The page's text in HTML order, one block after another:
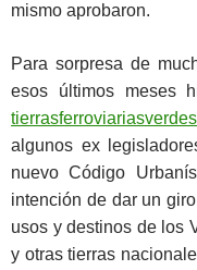
mismo aprobaron.
Para sorpresa de
esos últimos meses
algunos ex
nuevo Código
intención de dar un
usos y destinos de los
y otras tierras